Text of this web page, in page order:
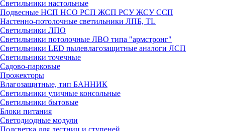
Светильники настольные
Подвесные НСП НСО РСП ЖСП РСУ ЖСУ ССП
Настенно-потолочные светильники ЛПБ, TL
Светильники ЛПО
Светильники потолочные ЛВО типа "армстронг"
Светильники LED пылевлагозащитные аналоги ЛСП
Светильники точечные
Садово-парковые
Прожекторы
Влагозащитные, тип БАННИК
Светильники уличные консольные
Светильники бытовые
Блоки питания
Светодиодные модули
Подсветка для лестниц и ступеней